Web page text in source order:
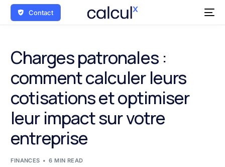
Contact
Charges patronales :
comment calculer leurs
cotisations et optimiser
leur impact sur votre
entreprise
FINANCES 6 MIN READ